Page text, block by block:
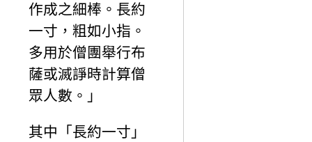
作成之細棒。長約
一寸，粗如小指。
多用於僧團舉行布
薩或滅諍時計算僧
眾人數。」
其中「長約一寸」